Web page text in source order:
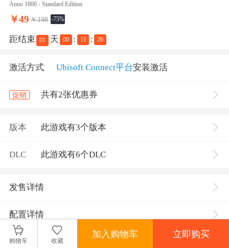
Anno 1800 - Standard Edition
￥49 ￥198 -75%
距结束 01 天 00 : 11 : 25
激活方式 Ubisoft Connect平台安装激活
促销 共有2张优惠券
版本 此游戏有3个版本
DLC 此游戏有6个DLC
发售详情
配置详情
购物车 收藏
加入购物车 立即购买